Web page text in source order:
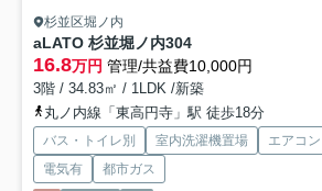
杉並区堀ノ内
aLATO 杉並堀ノ内304
16.8万円 管理/共益費10,000円
3階 / 34.83㎡ / 1LDK /新築
丸ノ内線「東高円寺」駅 徒歩18分
バス・トイレ別 室内洗濯機置場 エアコン
電気有
都市ガス